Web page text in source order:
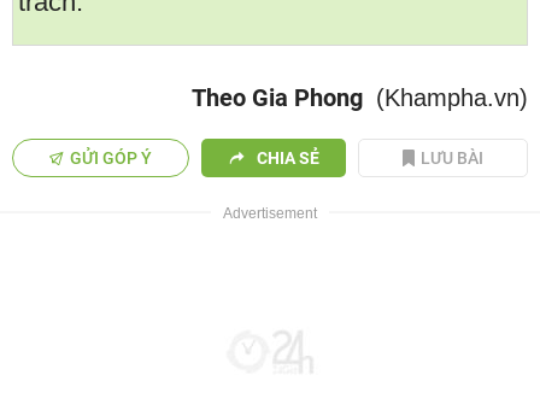
Theo Gia Phong (Khampha.vn)
GỬI GÓP Ý CHIA SẺ LƯU BÀI